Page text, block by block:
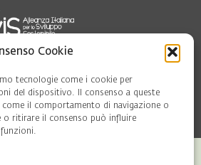
Cookie
tecnologie come i cookie per
del dispositivo. Il consenso a queste
il comportamento di navigazione o
o ritirare il consenso può influire
funzioni.